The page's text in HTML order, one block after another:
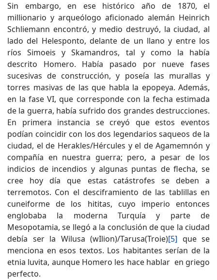
Sin embargo, en ese histórico año de 1870, el
millionario y arqueólogo aficionado alemán Heinrich
Schliemann encontró, y medio destruyó, la ciudad, al
lado del Helesponto, delante de un llano y entre los
ríos Simoeis y Skamandros, tal y como la había
descrito Homero. Había pasado por nueve fases
sucesivas de construcción, y poseía las murallas y
torres masivas de las que habla la epopeya. Además,
en la fase VI, que corresponde con la fecha estimada
de la guerra, había sufrido dos grandes destrucciones.
En primera instancia se creyó que estos eventos
podían coincidir con los dos legendarios saqueos de la
ciudad, el de Herakles/Hércules y el de Agamemnón y
compañía en nuestra guerra; pero, a pesar de los
indicios de incendios y algunas puntas de flecha, se
cree hoy día que estas catástrofes se deben a
terremotos. Con el desciframiento de las tablillas en
cuneiforme de los hititas, cuyo imperio entonces
englobaba la moderna Turquía y parte de
Mesopotamia, se llegó a la conclusión de que la ciudad
debía ser la Wilusa (wIlion)/Tarusa(Troie)[5] que se
menciona en esos textos. Los habitantes serían de la
etnia luvita, aunque Homero les hace hablar en griego
perfecto.